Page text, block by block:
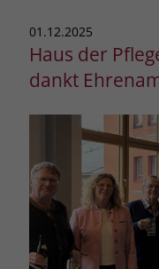
01.12.2025
Haus der
dankt